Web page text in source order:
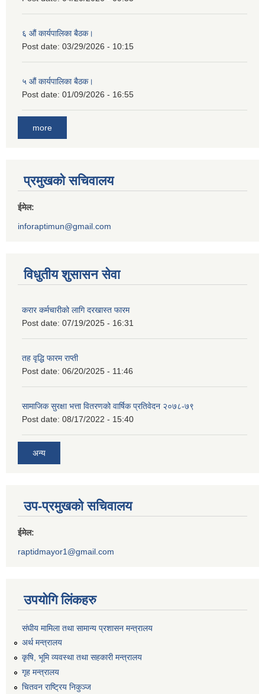
६ औं कार्यपालिका बैठक।
Post date: 03/29/2026 - 10:15
५ औं कार्यपालिका बैठक।
Post date: 01/09/2026 - 16:55
more
प्रमुखको सचिवालय
ईमेल:
inforaptimun@gmail.com
विधुतीय शुसासन सेवा
करार कर्मचारीको लागि दरखास्त फारम
Post date: 07/19/2025 - 16:31
तह वृद्धि फारम राप्ती
Post date: 06/20/2025 - 11:46
सामाजिक सुरक्षा भत्ता वितरणको वार्षिक प्रतिवेदन २०७८-७९
Post date: 08/17/2022 - 15:40
अन्य
उप-प्रमुखको सचिवालय
ईमेल:
raptidmayor1@gmail.com
उपयोगि लिंकहरु
संघीय मामिला तथा सामान्य प्रशासन मन्त्रालय
अर्थ मन्त्रालय
कृषि, भूमि व्यवस्था तथा सहकारी मन्त्रालय
गृह मन्त्रालय
चितवन राष्ट्रिय निकुञ्ज